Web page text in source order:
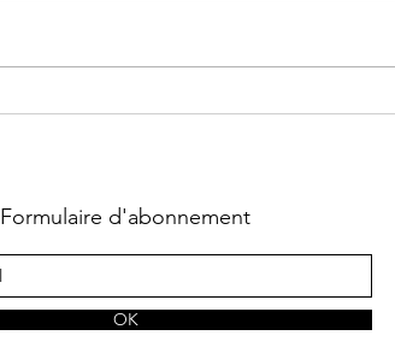
la
NOUVEAU
Formulaire d'abonnement
OK